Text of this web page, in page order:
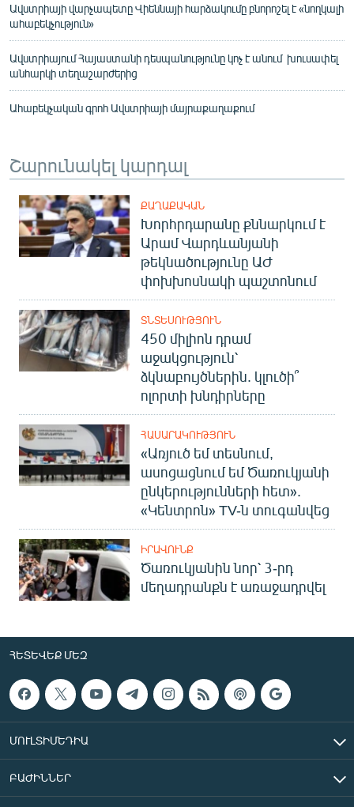
Ավստրիայի վարչապետը Վիեննայի հարձակումը բնորոշել է «նողկալի
ահաբեկչություն»
Ավստրիայում Հայաստանի դեսպանությունը կոչ է անում խուսափել
անհարկի տեղաշարժերից
Ահաբեկչական գրոհ Ավստրիայի մայրաքաղաքում
Շարունակել կարդալ
ՔԱՂԱՔԱԿԱՆ
Խորհրդարանը քննարկում է
Արամ Վարդևանյանի
թեկնածությունը ԱԺ
փոխխոսնակի պաշտոնում
ՏՆՏԵՍՈՒԹՅՈՒՆ
450 միլիոն դրամ
աջակցություն՝
ձկնաբույծներին. կլուծի՞
ոլորտի խնդիրները
ՀԱՍԱՐԱԿՈՒԹՅՈՒՆ
«Առյուծ եմ տեսնում,
ասոցացնում եմ Ծառուկյանի
ընկերությունների հետ».
«Կենտրոն» TV-ն տուգանվեց
ԻՐԱՎՈՒՆՔ
Ծառուկյանին նոր՝ 3-րդ
մեղադրանքն է առաջադրվել
ՀԵՏԵՎԵՔ ՄԵԶ
ՄՈՒԼՏԻՄԵԴԻԱ
ԲԱԺԻՆՆԵՐ